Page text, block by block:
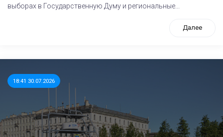
выборах в Государственную Думу и региональные...
Далее
18:41 30.07.2026